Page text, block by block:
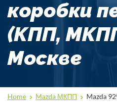
коробки
(КПП,
Москве
Home Mazda МКПП Mazda